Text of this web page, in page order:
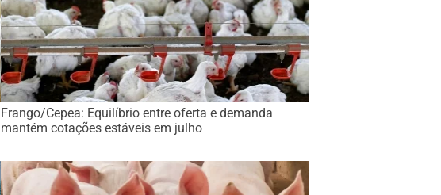
Frango/Cepea: Equilíbrio entre oferta e demanda
mantém cotações estáveis em julho